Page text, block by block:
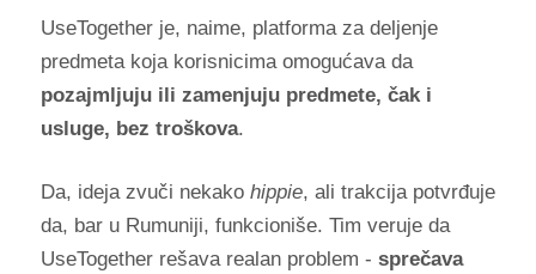
UseTogether je, naime, platforma za deljenje
predmeta koja korisnicima omogućava da
pozajmljuju ili zamenjuju predmete, čak i
usluge, bez troškova.
Da, ideja zvuči nekako hippie, ali trakcija potvrđuje
da, bar u Rumuniji, funkcioniše. Tim veruje da
UseTogether rešava realan problem - sprečava